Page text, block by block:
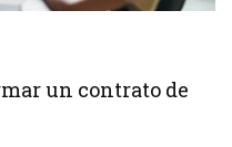
un contrato de